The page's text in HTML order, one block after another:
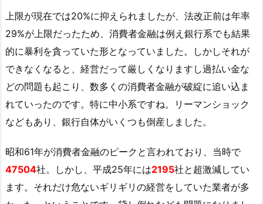
上限が現在では20%に抑えられましたが、法改正前は年率
29%が上限だったため、消費者金融は例え銀行系でも結果
的に暴利を貪っていた形となっていました。しかしそれが
できなくなると、経営だって厳しくなりますし過払い金な
どの問題も起こり、数多くの消費者金融が破綻に追い込ま
れていったのです。特に中小系ですね。リーマンショック
などもあり、銀行自体がいくつも倒産しました。
昭和61年が消費者金融のピークと言われており、当時で
47504社。しかし、平成25年には2195社と超激減してい
ます。それだけ危ないギリギリの経営をしていた業者が多